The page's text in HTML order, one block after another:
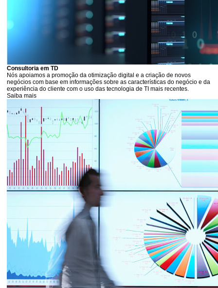
Consultoria em TD
Nós apoiamos a promoção da otimização digital e a criação de novos
negócios com base em informações sobre as características do negócio e da
experiência do cliente com o uso das tecnologia de TI mais recentes.
Saiba mais